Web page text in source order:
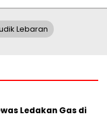
Lebaran
Ledakan Gas di